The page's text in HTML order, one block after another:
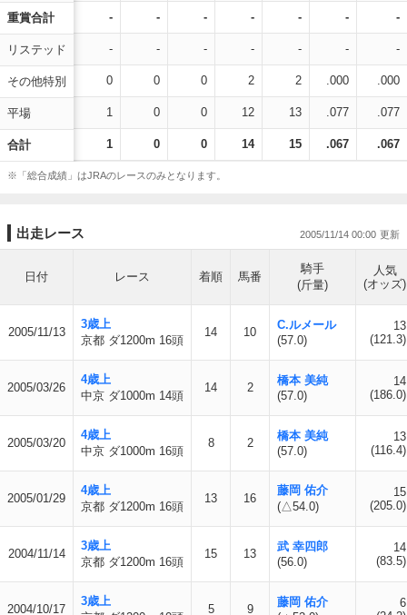
重賞合計
リステッド
その他特別
平場
合計
- - - - - - -
- - - - - - -
0 0 0 2 2 .000 .000
1 0 0 12 13 .077 .077
1 0 0 14 15 .067 .067
※「総合成績」はJRAのレースのみとなります。
出走レース 2005/11/14 00:00
日付 レース 着順 馬番
騎手
(斤量)
人気
(オッズ)
2005/11/13
3歳上
京都 ダ1200m 16頭
14 10
C.ルメール
(57.0)
13
(121.3)
2005/03/26
4歳上
中京 ダ1000m 14頭
14 2
橋本 美純
(57.0)
14
(186.0)
2005/03/20
4歳上
中京 ダ1000m 16頭
8 2
橋本 美純
(57.0)
13
(116.4)
2005/01/29
4歳上
京都 ダ1200m 16頭
13 16
藤岡 佑介
(△54.0)
15
(205.0)
2004/11/14
3歳上
京都 ダ1200m 16頭
15 13
武 幸四郎
(56.0)
14
(83.5)
2004/10/17
3歳上
5 9
藤岡 佑介
6